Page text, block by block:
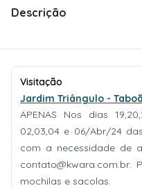
Descrição
Visitação
Jardim Triângulo -
APENAS Nos dias
02,03,04 e 06/Abr/24
com a necessidade de
contato@kwara.com.br.
mochilas e sacolas.